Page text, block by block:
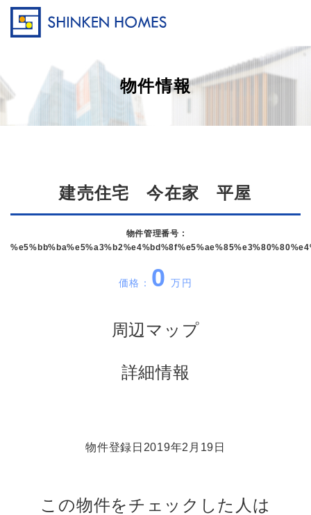
物件情報
建売住宅 今在家 平屋
物件管理番号 :
価格： 0 万円
周辺マップ
詳細情報
物件登録日2019年2月19日
この物件をチェックした人は